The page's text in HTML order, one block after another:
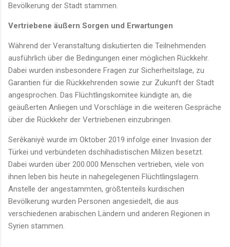
Bevölkerung der Stadt stammen.
Vertriebene äußern Sorgen und Erwartungen
Während der Veranstaltung diskutierten die Teilnehmenden
ausführlich über die Bedingungen einer möglichen Rückkehr.
Dabei wurden insbesondere Fragen zur Sicherheitslage, zu
Garantien für die Rückkehrenden sowie zur Zukunft der Stadt
angesprochen. Das Flüchtlingskomitee kündigte an, die
geäußerten Anliegen und Vorschläge in die weiteren Gespräche
über die Rückkehr der Vertriebenen einzubringen.
Serêkaniyê wurde im Oktober 2019 infolge einer Invasion der
Türkei und verbündeten dschihadistischen Milizen besetzt.
Dabei wurden über 200.000 Menschen vertrieben, viele von
ihnen leben bis heute in nahegelegenen Flüchtlingslagern.
Anstelle der angestammten, größtenteils kurdischen
Bevölkerung wurden Personen angesiedelt, die aus
verschiedenen arabischen Ländern und anderen Regionen in
Syrien stammen.